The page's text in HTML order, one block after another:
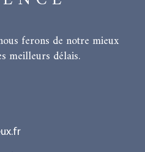
ferons de notre mieux
meilleurs délais.